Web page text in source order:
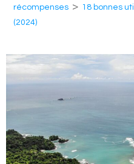
récompenses > 18 bonnes
(2024)